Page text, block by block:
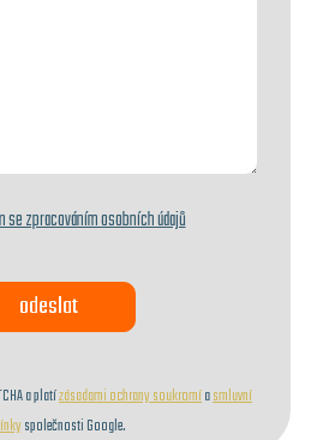
se zpracováním osobních údajů
a platízásadami ochrany soukromíasmluvní
společnosti Google.